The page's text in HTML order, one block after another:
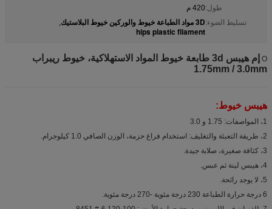
طول:420 م
تسليط الضوء:3D مواد الطباعة خيوط والوركين خيوط البلاستيك ,
hips plastic filament
O
إم هيبس 3d طابعة خيوط المواد الاستهلاكية، خيوط ريبراب
1.75mm / 3.0mm
هيبس خيوط:
1، المواصفات: 1.75 و 3.0
2، طريقة التعبئة والتغليف: استخدام فراغ حزمة، الوزن الصافي 1.0 كيلوجرام.
3، كثافة صغيرة، صلابة جيدة.
4، هيبس لينة ثم عبس.
5، لا يوجد رائحة.
6 درجة حرارة الطباعة 230 درجة مئوية -270 درجة مئوية.